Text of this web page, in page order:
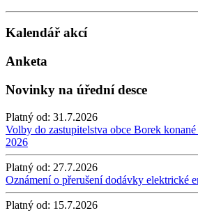
Kalendář akcí
Anketa
Novinky na úřední desce
Platný od: 31.7.2026
Volby do zastupitelstva obce Borek
2026
Platný od: 27.7.2026
Oznámení o přerušení dodávky elektrické
Platný od: 15.7.2026